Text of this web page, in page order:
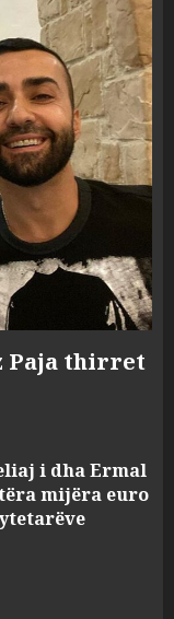
Paja thirret
i dha Ermal
mijëra euro